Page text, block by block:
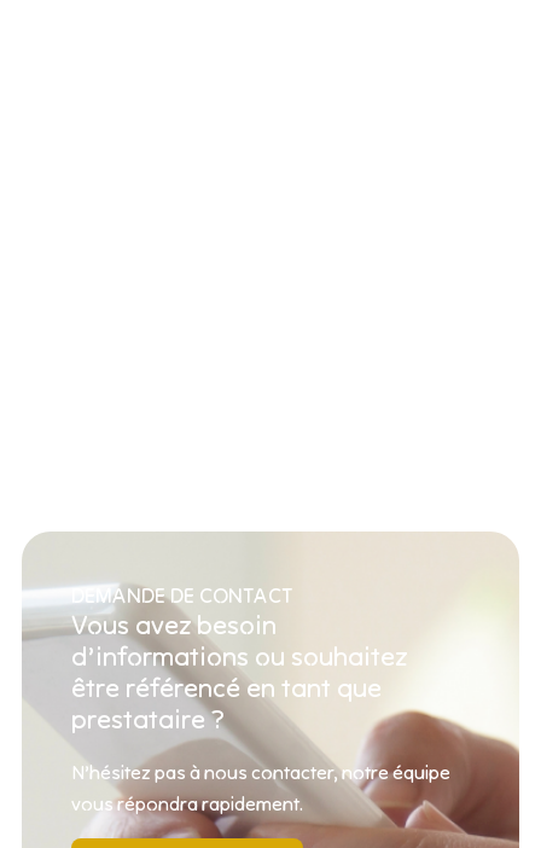
DEMANDE DE CONTACT
Vous avez besoin
d’informations ou souhaitez
être référencé en tant que
prestataire ?
N’hésitez pas à nous contacter, notre équipe
vous répondra rapidement.